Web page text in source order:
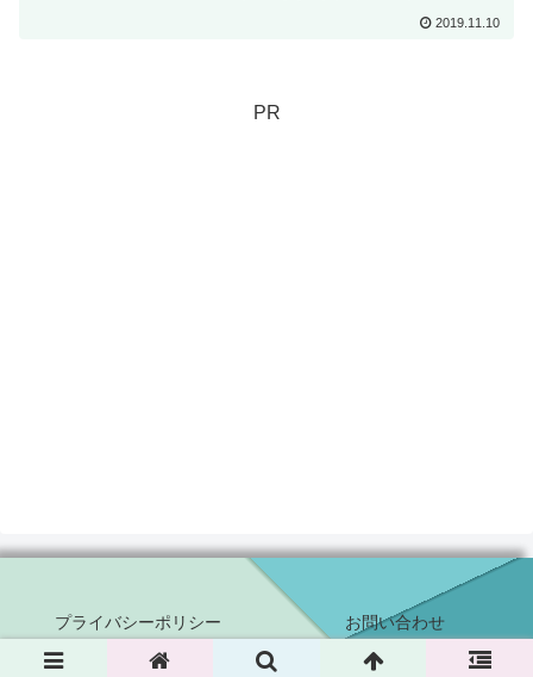
2019.11.10
PR
プライバシーポリシー お問い合わせ
© 2019-2026 Closed Alpha.